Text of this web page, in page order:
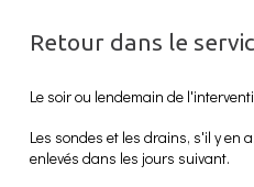
Retour dans le
Le soir ou lendemain de
Les sondes et les drains, s'il y en
enlevés dans les jours suivant.